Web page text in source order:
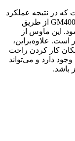
اینچ است که در نتیجه عملکرد
GM400 از طریق
این ماوس از
است. علاوه‌براین،
کار کردن راحت
دارد و می‌تواند
باشد.